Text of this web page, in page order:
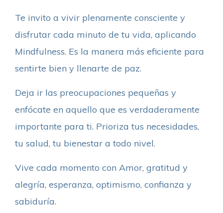
Te invito a vivir plenamente consciente y
disfrutar cada minuto de tu vida, aplicando
Mindfulness. Es la manera más eficiente para
sentirte bien y llenarte de paz.
Deja ir las preocupaciones pequeñas y
enfócate en aquello que es verdaderamente
importante para ti. Prioriza tus necesidades,
tu salud, tu bienestar a todo nivel.
Vive cada momento con Amor, gratitud y
alegría, esperanza, optimismo, confianza y
sabiduría.